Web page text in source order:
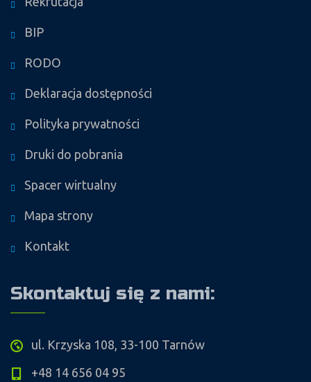
BIP
RODO
Deklaracja dostępności
Polityka prywatności
Druki do pobrania
Spacer wirtualny
Mapa strony
Kontakt
Skontaktuj się z nami:
ul. Krzyska 108, 33-100 Tarnów
+48 14 656 04 95